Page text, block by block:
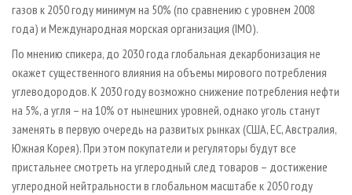
газов к 2050 году минимум на 50% (по сравнению с уровнем 2008
года) и Международная морская организация (IMO).
По мнению спикера, до 2030 года глобальная декарбонизация не
окажет существенного влияния на объемы мирового потребления
углеводородов. К 2030 году возможно снижение потребления нефти
на 5%, а угля – на 10% от нынешних уровней, однако уголь станут
заменять в первую очередь на развитых рынках (США, ЕС, Австралия,
Южная Корея). При этом покупатели и регуляторы будут все
пристальнее смотреть на углеродный след товаров – достижение
углеродной нейтральности в глобальном масштабе к 2050 году